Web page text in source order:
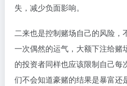
失，减少负面影响。
二来也是控制赌场自己的风险，
一次偶然的运气，大额下注给赌
的投资者同样也应该限制自己每
们不会知道豪赌的结果是暴富还